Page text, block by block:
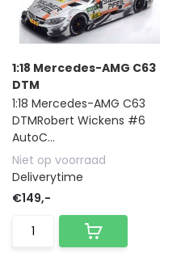
1:18 Mercedes-AMG C63
DTM
1:18 Mercedes-AMG C63
DTMRobert Wickens #6
AutoC...
Niet op voorraad
Deliverytime
€149,-